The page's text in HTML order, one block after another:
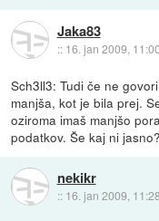
Jaka83
:: 16. jan 2009, 11:00
Sch3ll3: Tudi če ne
manjša, kot je bila prej.
oziroma imaš manjšo
podatkov. Še kaj ni jasno?
nekikr
:: 16. jan 2009, 11:28